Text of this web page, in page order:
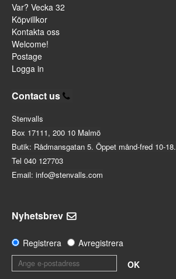
Var? Vecka 32
Köpvillkor
Kontakta oss
Welcome!
Postage
Logga in
Contact us
Stenvalls
Box 17111, 200 10 Malmö
Butik: Rådmansgatan 5. Öppet månd-fred 10-18.
Tel 040 127703
Email: info@stenvalls.com
Nyhetsbrev
Registrera
Avregistrera
OK